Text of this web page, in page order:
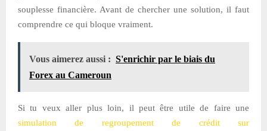
souplesse financière. Avant de chercher une solution, il faut
comprendre ce qui bloque vraiment.
Vous aimerez aussi : S'enrichir par le biais du
Forex au Cameroun
Si tu veux aller plus loin, il peut être utile de faire une
simulation de regroupement de crédit sur